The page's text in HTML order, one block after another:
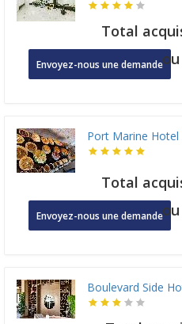
Total
Envoyez-nous une demandeou
Port Marine Hotel
Total
Envoyez-nous une demandeou
Boulevard Side